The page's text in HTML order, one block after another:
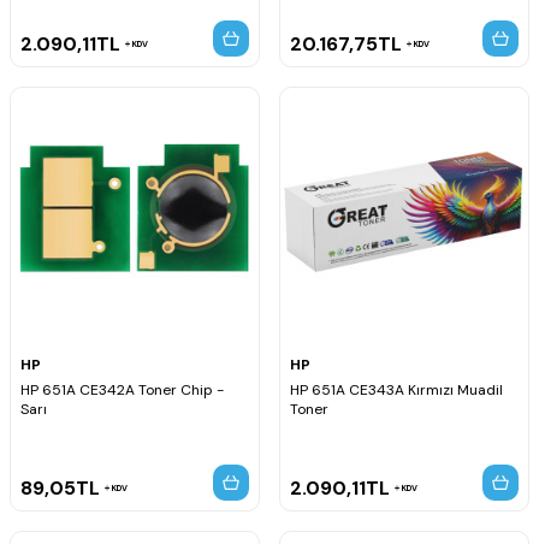
2.090,11TL KDV 20.167,75TL KDV
HP
HP 651A CE342A Toner Chip -
Sarı
89,05TL KDV
HP
HP 651A CE343A Kırmızı Muadil
Toner
2.090,11TL KDV